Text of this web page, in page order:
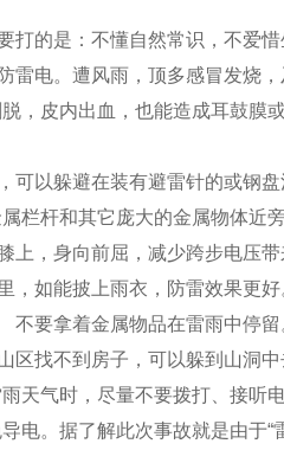
的是：不懂自然常识，不爱
电。遭风雨，顶多感冒发烧
，皮内出血，也能造成耳鼓膜
以躲避在装有避雷针的或钢盘
栏杆和其它庞大的金属物体近
，身向前屈，减少跨步电压
如能披上雨衣，防雷效果更
要拿着金属物品在雷雨中停
找不到房子，可以躲到山洞中
气时，尽量不要拨打、接听
电。据了解此次事故就是由于